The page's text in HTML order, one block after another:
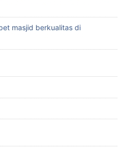
masjid berkualitas di